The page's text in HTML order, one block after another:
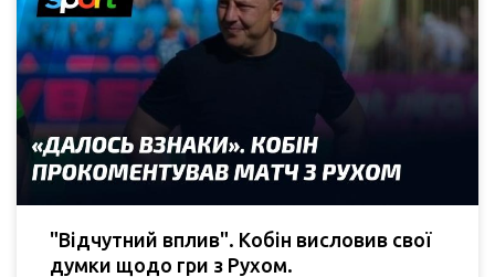
"Відчутний вплив". Кобін висловив свої
думки щодо гри з Рухом.